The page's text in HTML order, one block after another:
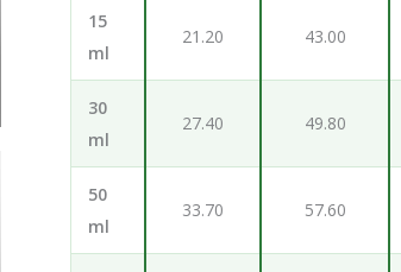
15
ml
21.20 43.00
30
ml
27.40 49.80
50
ml
33.70 57.60